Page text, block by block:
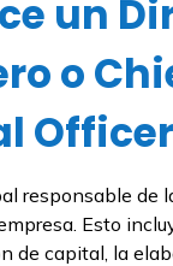
un
o
responsable de
Esto
de capital, la